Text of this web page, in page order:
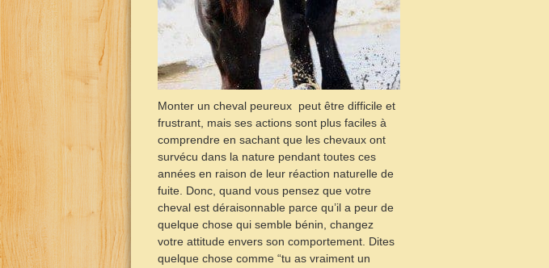
Monter un cheval peureux peut être difficile et
frustrant, mais ses actions sont plus faciles à
comprendre en sachant que les chevaux ont
survécu dans la nature pendant toutes ces
années en raison de leur réaction naturelle de
fuite. Donc, quand vous pensez que votre
cheval est déraisonnable parce qu’il a peur de
quelque chose qui semble bénin, changez
votre attitude envers son comportement. Dites
quelque chose comme “tu as vraiment un